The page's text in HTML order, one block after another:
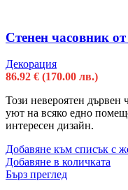
Стенен часовник
Декорация
86.92 € (170.00 лв.)
Този невероятен дървен
уют на всяко едно
интересен дизайн.
Добавяне към списък с
Добавяне в количката
Бърз преглед